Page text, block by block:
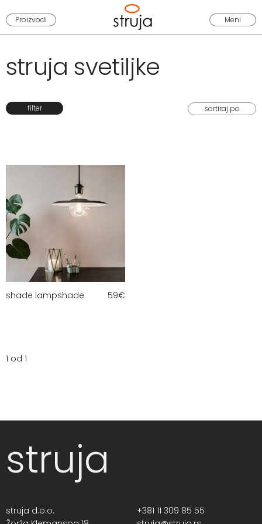
Proizvodi Meni
struja svetiljke
filter
shade lampshade 59€
1 od 1
struja
struja d.o.o.
+381 11 309 85 55